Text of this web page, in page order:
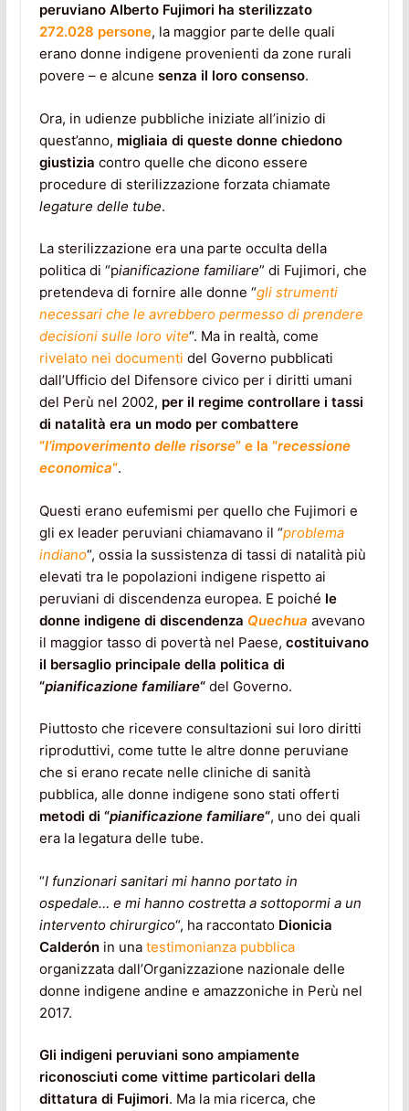
peruviano Alberto Fujimori ha sterilizzato
272.028 persone, la maggior parte delle quali
erano donne indigene provenienti da zone rurali
povere – e alcune senza il loro consenso.
Ora, in udienze pubbliche iniziate all’inizio di
quest’anno, migliaia di queste donne chiedono
giustizia contro quelle che dicono essere
procedure di sterilizzazione forzata chiamate
legature delle tube.
La sterilizzazione era una parte occulta della
politica di “pianificazione familiare” di Fujimori, che
pretendeva di fornire alle donne “gli strumenti
necessari che le avrebbero permesso di prendere
decisioni sulle loro vite“. Ma in realtà, come
rivelato nei documenti del Governo pubblicati
dall’Ufficio del Difensore civico per i diritti umani
del Perù nel 2002, per il regime controllare i tassi
di natalità era un modo per combattere
“l’impoverimento delle risorse” e la “recessione
economica“.
Questi erano eufemismi per quello che Fujimori e
gli ex leader peruviani chiamavano il “problema
indiano“, ossia la sussistenza di tassi di natalità più
elevati tra le popolazioni indigene rispetto ai
peruviani di discendenza europea. E poiché le
donne indigene di discendenza Quechua avevano
il maggior tasso di povertà nel Paese, costituivano
il bersaglio principale della politica di
“pianificazione familiare“del Governo.
Piuttosto che ricevere consultazioni sui loro diritti
riproduttivi, come tutte le altre donne peruviane
che si erano recate nelle cliniche di sanità
pubblica, alle donne indigene sono stati offerti
metodi di “pianificazione familiare“, uno dei quali
era la legatura delle tube.
“I funzionari sanitari mi hanno portato in
ospedale… e mi hanno costretta a sottopormi a un
intervento chirurgico“, ha raccontato Dionicia
Calderónin una testimonianza pubblica
organizzata dall’Organizzazione nazionale delle
donne indigene andine e amazzoniche in Perù nel
2017.
Gli indigeni peruviani sono ampiamente
riconosciuti come vittime particolari della
dittatura di Fujimori. Ma la mia ricerca, che